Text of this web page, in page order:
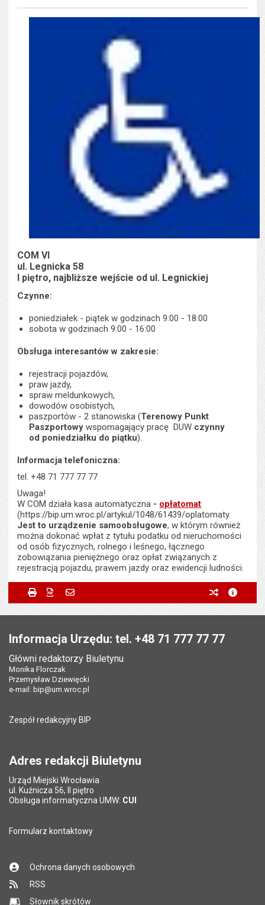
COM VI
ul. Legnicka 58
I piętro, najbliższe wejście od ul. Legnickiej
Czynne:
poniedziałek - piątek w godzinach 9:00 - 18:00
sobota w godzinach 9:00 - 16:00
Obsługa interesantów w zakresie:
rejestracji pojazdów,
praw jazdy,
spraw meldunkowych,
dowodów osobistych,
paszportów - 2 stanowiska (Terenowy Punkt
Paszportowy wspomagający pracę DUW czynny
od poniedziałku do piątku).
Informacja telefoniczna:
tel. +48 71 777 77 77
Uwaga!
W COM działa kasa automatyczna - opłatomat
(https://bip.um.wroc.pl/artykul/1048/61439/oplatomaty.
Jest to urządzenie samoobsługowe, w którym również
można dokonać wpłat z tytułu podatku od nieruchomości
od osób fizycznych, rolnego i leśnego, łącznego
zobowiązania pieniężnego oraz opłat związanych z
rejestracją pojazdu, prawem jazdy oraz ewidencji ludności.
Metryczka
Odpowiedzialny za treść:
Ostatnio zaktualizował:
Data ostatniej aktualizacji:
Powiadom znajomego
Powiadom znajomego
Twoje imię i nazwisko
Twój adres e-mail Pole wymagane
Tytuł e-mailaPole wymagane
*
Adres e-mail znajomego
Pytanie antyspamowe
*
Pole wymagane
Drukuj Zapisz do PDF poprzednie
Informacja Urzędu: tel. +48 71 777 77 77
Główni redaktorzy Biuletynu
Monika Florczak
Przemysław Dziewięcki
e-mail: bip@um.wroc.pl
Zespół redakcyjny BIP
Adres redakcji Biuletynu
Urząd Miejski Wrocławia
ul. Kuźnicza 56, II piętro
Obsługa informatyczna UMW: CUI
Formularz kontaktowy
Ochrona danych osobowych
RSS
Słownik skrótów